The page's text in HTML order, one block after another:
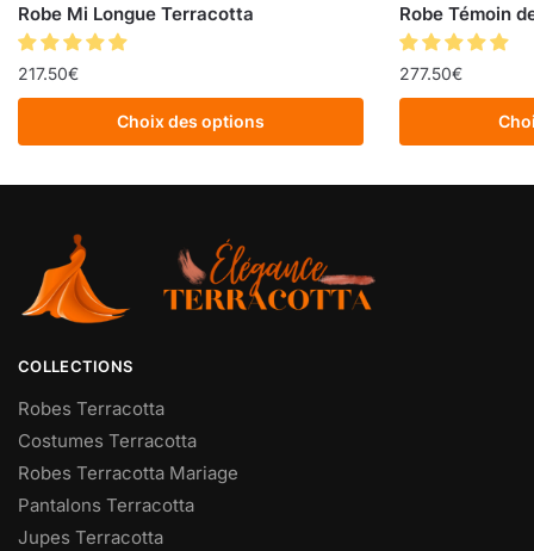
Robe Mi Longue Terracotta
217.50€
Choix des options
Robe Témoin
277.50€
COLLECTIONS
Robes Terracotta
Costumes Terracotta
Robes Terracotta Mariage
Pantalons Terracotta
Jupes Terracotta